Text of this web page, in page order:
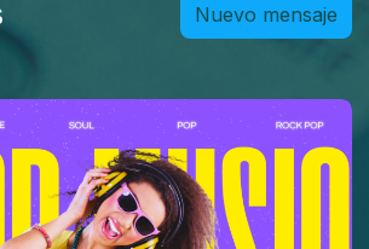
Nuevo mensaje